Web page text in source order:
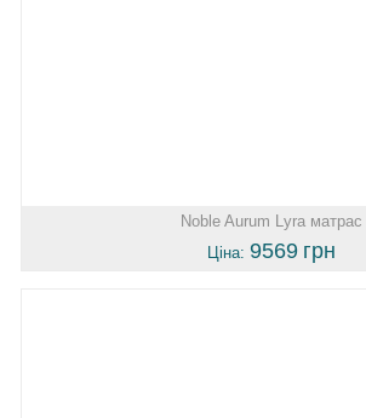
Noble Aurum Lyra матрас
Ціна: 9569 грн